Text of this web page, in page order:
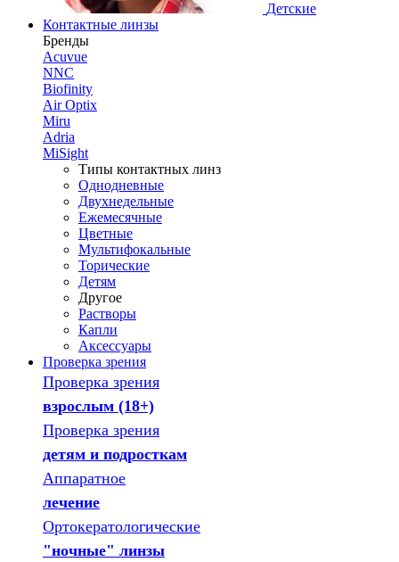
Детские
Контактные линзы
Бренды
Acuvue
NNC
Biofinity
Air Optix
Miru
Adria
MiSight
Типы контактных линз
Однодневные
Двухнедельные
Ежемесячные
Цветные
Мультифокальные
Торические
Детям
Другое
Растворы
Капли
Аксессуары
Проверка зрения
Проверка зрения
взрослым (18+)
Проверка зрения
детям и подросткам
Аппаратное
лечение
Ортокератологические
"ночные" линзы